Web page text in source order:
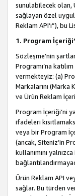
sunulabilecek
sağlayan özel
Reklam API’ı”), bu
1. Program
Sözleşme’nin
Programı’na
vermekteyiz: (a)
Markalarını (Marka
ve Ürün Reklam
Program İçeriği’ni
ifadeleri
veya bir Program
(ancak, Siteniz’in
kullanımını
Ürün Reklam API
sağlar. Bu türden